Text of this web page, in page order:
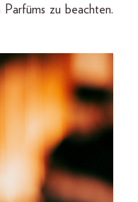
Parfüms zu beachten.